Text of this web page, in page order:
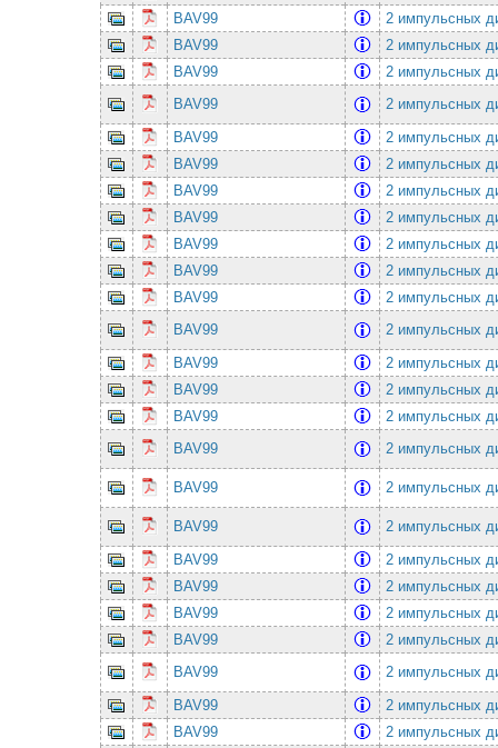
BAV99
2 импульсных
BAV99
2 импульсных
BAV99
2 импульсных
BAV99
2 импульсных
BAV99
2 импульсных
BAV99
2 импульсных
BAV99
2 импульсных
BAV99
2 импульсных
BAV99
2 импульсных
BAV99
2 импульсных
BAV99
2 импульсных
BAV99
2 импульсных
BAV99
2 импульсных
BAV99
2 импульсных
BAV99
2 импульсных
BAV99
2 импульсных
BAV99 2 импульсных
BAV99
2 импульсных
BAV99
2 импульсных
BAV99
2 импульсных
BAV99
2 импульсных
BAV99
2 импульсных
BAV99
2 импульсных
BAV99
2 импульсных
BAV99
2 импульсных